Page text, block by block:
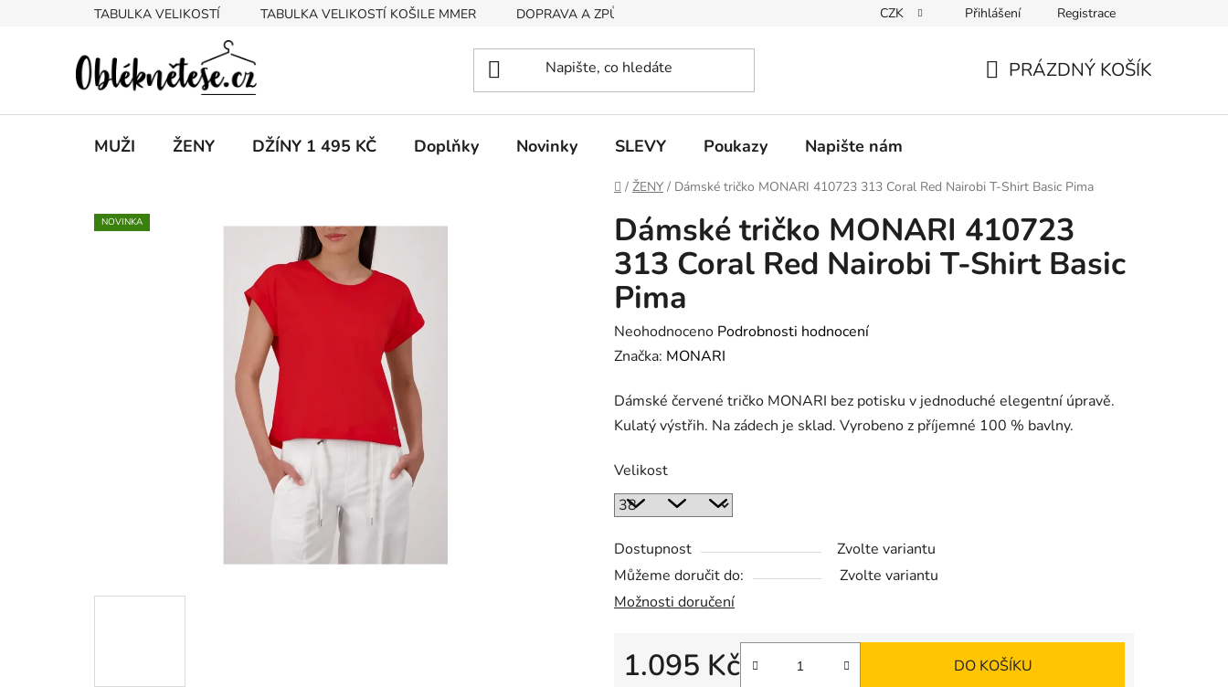
TABULKA VELIKOSTÍ TABULKA VELIKOSTÍ KOŠILE MMER DOPRAVA A ZPŮSOB PLATBY 30 DNÍ NA ROZMYŠLENOU VRÁCENÍ ZBOŽÍ
CZK Přihlášení Registrace
PRÁZDNÝ KOŠÍK
MUŽI ŽENY DŽÍNY 1 495 KČ Doplňky Novinky SLEVY Poukazy Napište nám
Domů
/ ŽENY / Dámské tričko MONARI 410723 313 Coral Red Nairobi T-Shirt Basic Pima
Dámské tričko MONARI 410723
313 Coral Red Nairobi T-Shirt Basic
Pima
Průměrné
hodnocení
je
0,0
5
hvězdiček.
Neohodnoceno Podrobnosti hodnocení
Značka: MONARI
Dámské červené tričko MONARI bez potisku v jednoduché elegentní úpravě.
Kulatý výstřih. Na zádech je sklad. Vyrobeno z příjemné 100 % bavlny.
Velikost
Dostupnost
Zvolte variantu
Můžeme doručit do:
Zvolte variantu
Možnosti doručení
1.095 Kč DO KOŠÍKU
NOVINKA